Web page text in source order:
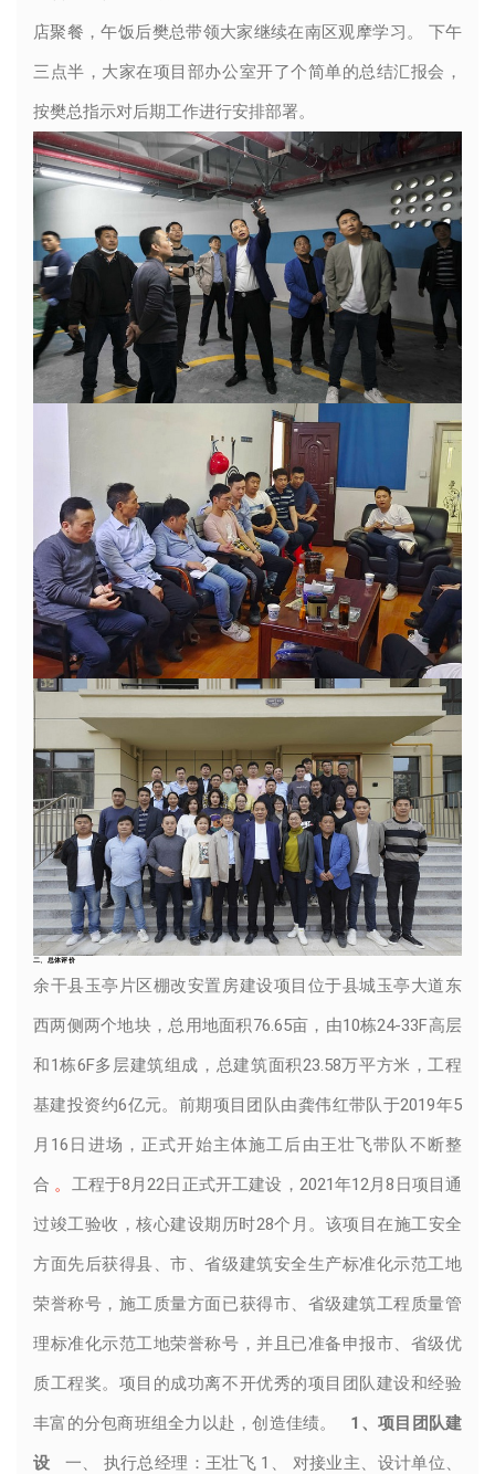
店聚餐，午饭后樊总带领大家继续在南区观摩学习。 下午
三点半，大家在项目部办公室开了个简单的总结汇报会，
按樊总指示对后期工作进行安排部署。
二、总体评价
余干县玉亭片区棚改安置房建设项目位于县城玉亭大道东
西两侧两个地块，总用地面积76.65亩，由10栋24-33F高层
和1栋6F多层建筑组成，总建筑面积23.58万平方米，工程
基建投资约6亿元。前期项目团队由龚伟红带队于2019年5
月16日进场，正式开始主体施工后由王壮飞带队不断整
合 。 工程于8月22日正式开工建设，2021年12月8日项目通
过竣工验收，核心建设期历时28个月。该项目在施工安全
方面先后获得县、市、省级建筑安全生产标准化示范工地
荣誉称号，施工质量方面已获得市、省级建筑工程质量管
理标准化示范工地荣誉称号，并且已准备申报市、省级优
质工程奖。项目的成功离不开优秀的项目团队建设和经验
丰富的分包商班组全力以赴，创造佳绩。
1、项目团队建
设
一、 执行总经理：王壮飞 1、 对接业主、设计单位、